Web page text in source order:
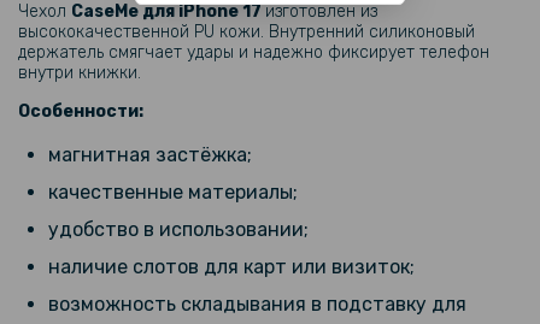
239 грн
Гидрогелевая пленка Hydrogel Film для iPhone 17, Матовая
Чехол CaseMe дляiPhone 17изготовлен из
высококачественной PU кожи. Внутренний силиконовый
держатель смягчает удары и надежно фиксирует телефон
внутри книжки.
Особенности:
магнитная застёжка;
качественные материалы;
удобство в использовании;
наличие слотов для карт или визиток;
возможность складывания в подставку для